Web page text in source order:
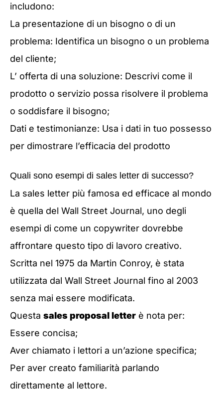
includono:
La presentazione di un bisogno o di un
problema: Identifica un bisogno o un problema
del cliente;
L’ offerta di una soluzione: Descrivi come il
prodotto o servizio possa risolvere il problema
o soddisfare il bisogno;
Dati e testimonianze: Usa i dati in tuo possesso
per dimostrare l’efficacia del prodotto
Quali sono esempi di sales letter di successo?
La sales letter più famosa ed efficace al mondo
è quella del Wall Street Journal, uno degli
esempi di come un copywriter dovrebbe
affrontare questo tipo di lavoro creativo.
Scritta nel 1975 da Martin Conroy, è stata
utilizzata dal Wall Street Journal fino al 2003
senza mai essere modificata.
Questa sales proposal letter è nota per:
Essere concisa;
Aver chiamato i lettori a un’azione specifica;
Per aver creato familiarità parlando
direttamente al lettore.